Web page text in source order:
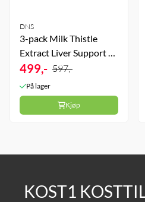
DNS
3-pack Milk Thistle
Extract Liver Support -
3 x 90 kapsler
499,- 597,-
På lager
Kjøp
KOST1